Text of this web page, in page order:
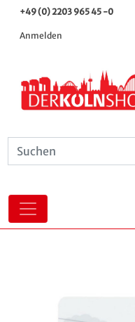
+49 (0) 2203 965 45 -0
Anmelden